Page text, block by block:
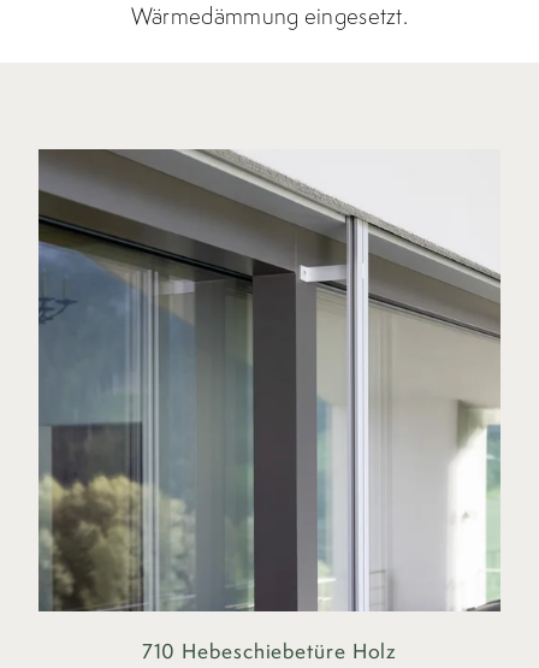
Wärmedämmung eingesetzt.
710 Hebeschiebetüre Holz